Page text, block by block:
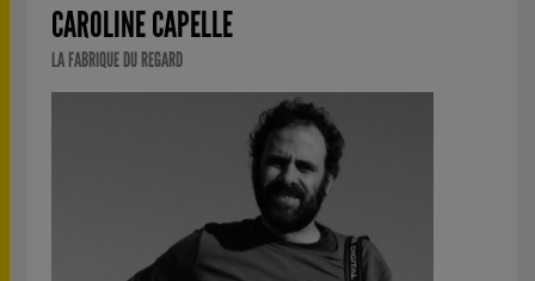
CAROLINE CAPELLE
LA FABRIQUE DU REGARD